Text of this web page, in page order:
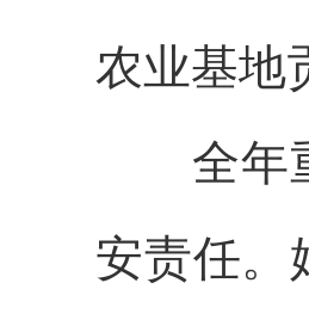
农业基地
全年
安责任。